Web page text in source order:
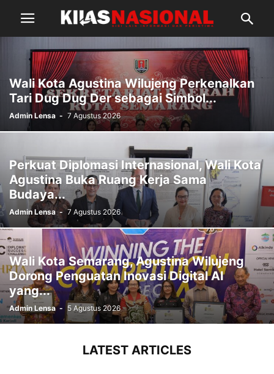
Wali Kota Agustina Wilujeng Perkenalkan
Tari Dug Dug Der sebagai Simbol...
Admin Lensa - 7 Agustus 2026
Perkuat Diplomasi Internasional, Wali Kota
Agustina Buka Ruang Kerja Sama
Budaya...
Admin Lensa - 7 Agustus 2026
Wali Kota Semarang, Agustina Wilujeng
Dorong Penguatan Inovasi Digital AI
yang...
Admin Lensa - 5 Agustus 2026
LATEST ARTICLES